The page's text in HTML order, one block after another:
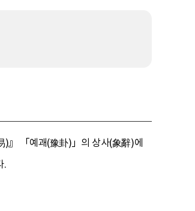
)』 「예괘(豫卦)」의 상사(象辭)에
.